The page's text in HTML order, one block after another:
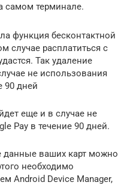
самом терминале.
функция бесконтактной
случае расплатиться с
Так удаление
не использования
90 дней
еще и в случае не
Pay в течение 90 дней.
данные ваших карт можно
необходимо
Android Device Manager,